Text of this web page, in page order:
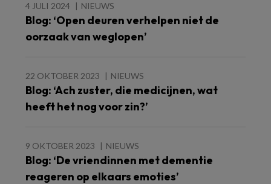
4 JULI 2024 NIEUWS
Blog: ‘Open deuren verhelpen niet de
oorzaak van weglopen’
22 OKTOBER 2023 NIEUWS
Blog: ‘Ach zuster, die medicijnen, wat
heeft het nog voor zin?’
9 OKTOBER 2023 NIEUWS
Blog: ‘De vriendinnen met dementie
reageren op elkaars emoties’